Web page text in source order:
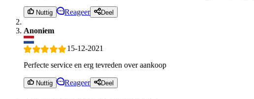
Nuttig Reageer Deel
Anoniem
15-12-2021
Perfecte service en erg tevreden over aankoop
Nuttig Reageer Deel